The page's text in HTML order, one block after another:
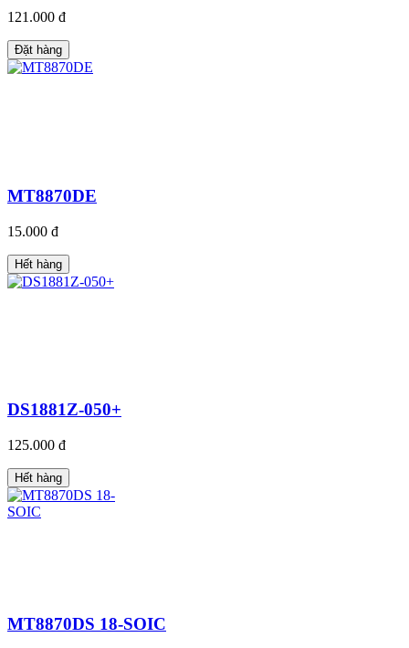
121.000 đ
Đặt hàng
MT8870DE
15.000 đ
Hết hàng
DS1881Z-050+
125.000 đ
Hết hàng
MT8870DS 18-SOIC